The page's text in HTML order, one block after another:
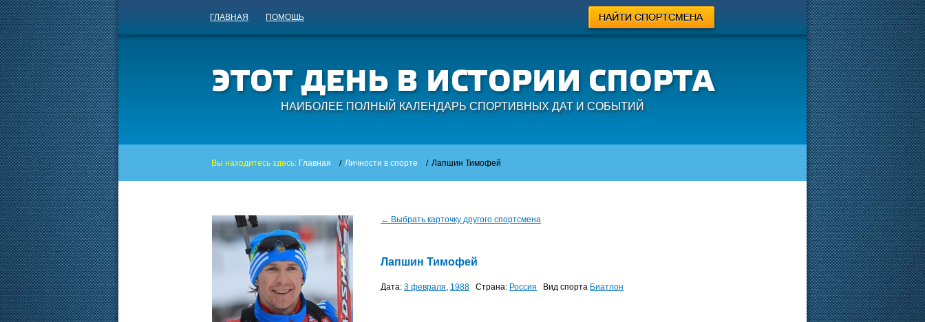
ГЛАВНАЯ ПОМОЩЬ
НАИБОЛЕЕ ПОЛНЫЙ КАЛЕНДАРЬ СПОРТИВНЫХ ДАТ И СОБЫТИЙ
Вы находитесь здесь: Главная / Личности в спорте / Лапшин Тимофей
← Выбрать карточку другого спортсмена
Лапшин Тимофей
Дата: 3 февраля, 1988 Страна: Россия Вид спорта Биатлон